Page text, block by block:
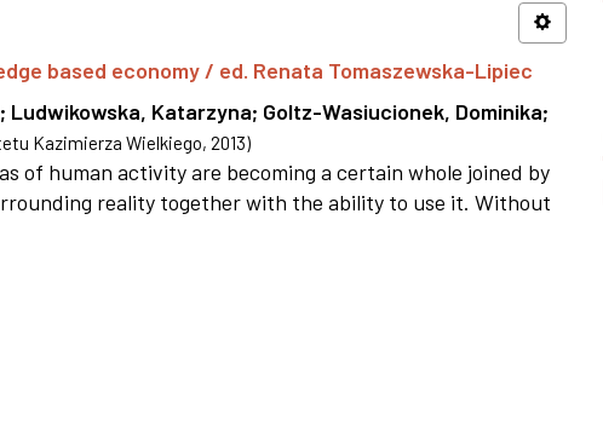
based economy / ed. Renata Tomaszewska-Lipiec
; Ludwikowska, Katarzyna; Goltz-Wasiucionek, Dominika;
Kazimierza Wielkiego, 2013)
of human activity are becoming a certain whole joined by
reality together with the ability to use it. Without